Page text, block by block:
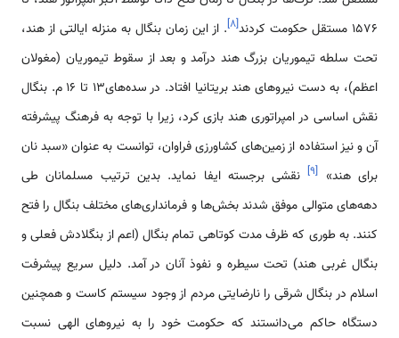
1576 مستقل حکومت کردند
[۸]. از این زمان بنگال به منزله ایالتی از هند،
تحت سلطه تیموریان بزرگ هند درآمد و بعد از سقوط تیموریان (مغولان
اعظم)، به دست نیروهای هند بریتانیا افتاد. در سده‌های13 تا 16 م. بنگال
نقش اساسی در امپراتوری هند بازی کرد، زیرا با توجه به فرهنگ پیشرفته
آن و نیز استفاده از زمین‌های کشاورزی فراوان، توانست به عنوان «سبد نان
برای هند»
[۹]نقشی برجسته ایفا نماید. بدین ترتیب مسلمانان طی
دهه‌های متوالی موفق شدند بخش‌ها و فرمانداری‌های مختلف بنگال را فتح
کنند. به طوری که ظرف مدت کوتاهی تمام بنگال (اعم از بنگلادش فعلی و
بنگال غربی هند) تحت سیطره و نفوذ آنان در آمد. دلیل سریع پیشرفت
اسلام در بنگال شرقی را نارضایتی مردم از وجود سیستم کاست و همچنین
دستگاه حاکم می‌دانستند که حکومت خود را به نیروهای الهی نسبت